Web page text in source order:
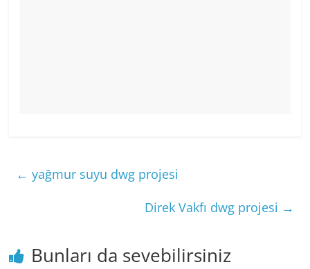
← yağmur suyu dwg projesi
Direk Vakfı dwg projesi →
Bunları da sevebilirsiniz